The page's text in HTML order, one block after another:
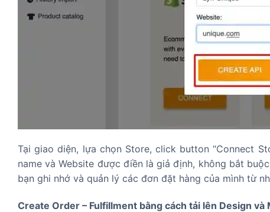
Tại giao diện, lựa chọn Store, click button “Connect
name và Website được điền là giả định, không bắt
bạn ghi nhớ và quản lý các đơn đặt hàng của mình từ
Create Order – Fulfillment bằng cách tải lên Design và